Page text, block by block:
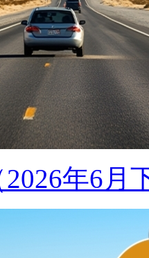
年6月